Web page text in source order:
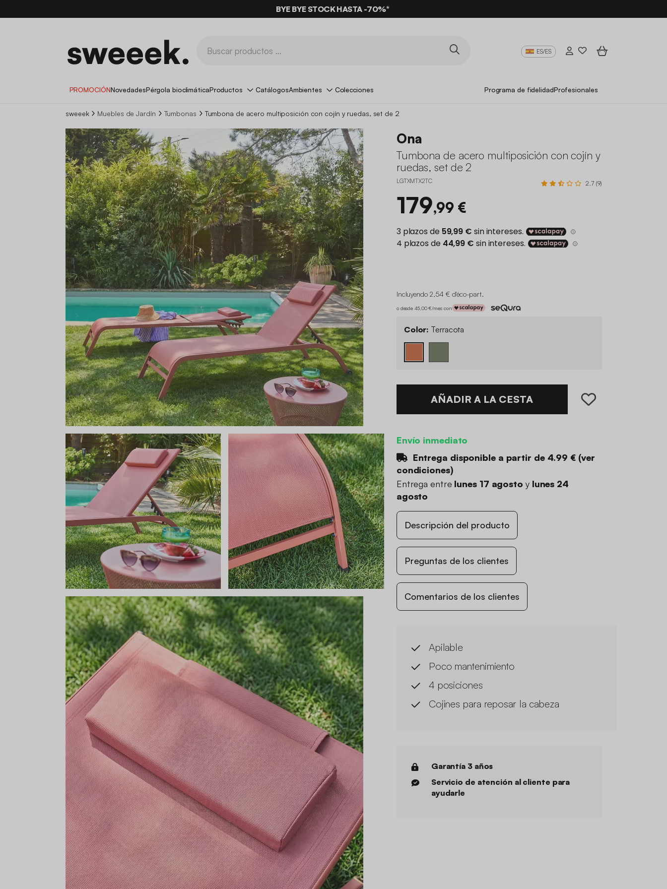
BYE BYE STOCK HASTA -70%*
ES/ES
PROMOCIÓNNovedadesPérgola bioclimáticaProductos CatálogosAmbientes Colecciones Programa de fidelidadProfesionales
sweeek Muebles de Jardín Tumbonas Tumbona de acero multiposición con cojín y ruedas, set de 2
Ona
Tumbona de acero multiposición con cojín y
ruedas, set de 2
LGTXMTX2TC 2.7 (9)
179,99 €
Incluyendo 2,54 € d'éco-part.
o desde 45,00 €/mes con
Color: Terracota
AÑADIR A LA CESTA
Envío inmediato
Entrega disponible a partir de 4.99 € (ver
condiciones)
Entrega entre lunes 17 agosto y lunes 24
agosto
Descripción del producto
Preguntas de los clientes
Comentarios de los clientes
Apilable
Poco mantenimiento
4 posiciones
Cojines para reposar la cabeza
Garantía 3 años
Servicio de atención al cliente para
ayudarle